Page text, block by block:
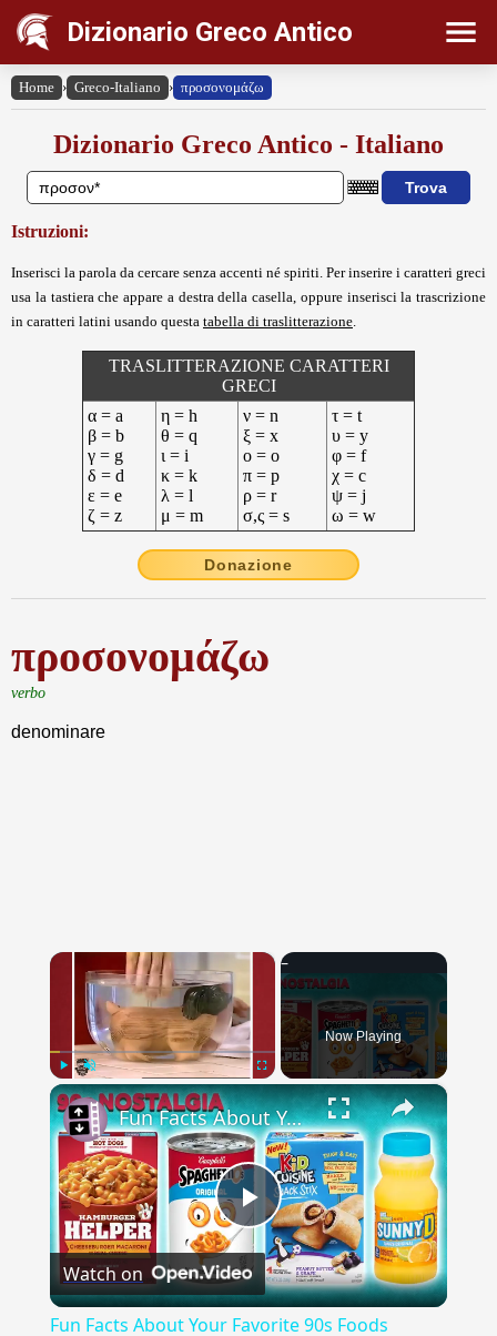
Dizionario Greco Antico
Home › Greco-Italiano › προσονομάζω
Dizionario Greco Antico - Italiano
Istruzioni:
Inserisci la parola da cercare senza accenti né spiriti. Per inserire i caratteri greci
usa la tastiera che appare a destra della casella, oppure inserisci la trascrizione
in caratteri latini usando questa tabella di traslitterazione
TRASLITTERAZIONE CARATTERI
GRECI
α = a
β = b
γ = g
δ = d
ε = e
ζ = z
η = h
θ = q
ι = i
κ = k
λ = l
μ = m
ν = n
ξ = x
ο = o
π = p
ρ = r
σ,ς = s
τ = t
υ = y
φ = f
χ = c
ψ = j
ω = w
Donazione
προσονομάζω
verbo
denominare
×
Play Unmute
Now Playing
×
Play
Video
Fun Facts About Your Favorite 90s Foods
Watch on
Fun Facts About Your Favorite 90s Foods